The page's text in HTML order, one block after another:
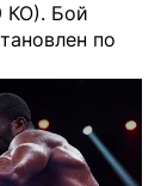
КО). Бой
по